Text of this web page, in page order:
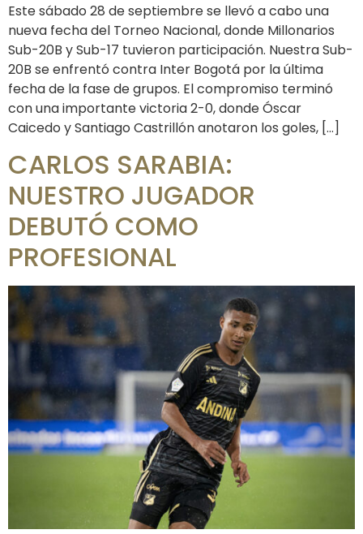
Este sábado 28 de septiembre se llevó a cabo una
nueva fecha del Torneo Nacional, donde Millonarios
Sub-20B y Sub-17 tuvieron participación. Nuestra Sub-
20B se enfrentó contra Inter Bogotá por la última
fecha de la fase de grupos. El compromiso terminó
con una importante victoria 2-0, donde Óscar
Caicedo y Santiago Castrillón anotaron los goles, […]
CARLOS SARABIA:
NUESTRO JUGADOR
DEBUTÓ COMO
PROFESIONAL